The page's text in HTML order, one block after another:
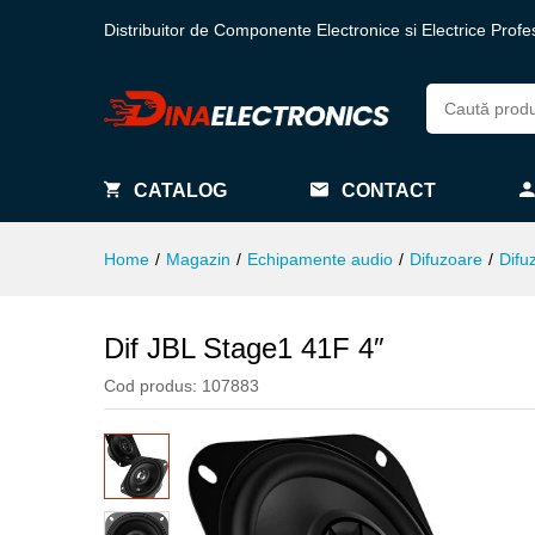
Distribuitor de Componente Electronice si Electrice
CATALOG CONTACT
Home / Magazin / Echipamente audio / Difuzoare /
Dif JBL Stage1 41F 4″
Cod produs: 107883